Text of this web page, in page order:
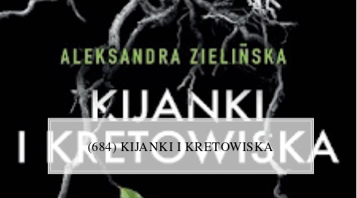
(684) KIJANKI I KRETOWISKA